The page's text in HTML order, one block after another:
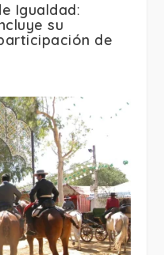
Igualdad:
su
de